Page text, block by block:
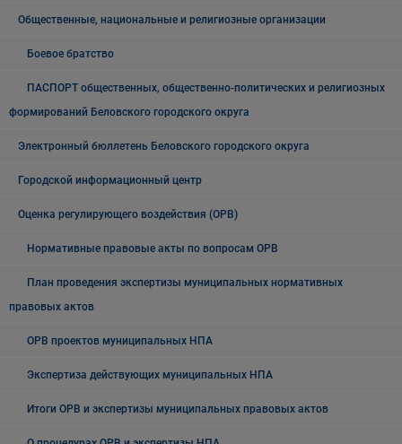
Общественные, национальные и религиозные организации
Боевое братство
ПАСПОРТ общественных, общественно-политических и религиозных
формирований Беловского городского округа
Электронный бюллетень Беловского городского округа
Городской информационный центр
Оценка регулирующего воздействия (ОРВ)
Нормативные правовые акты по вопросам ОРВ
План проведения экспертизы муниципальных нормативных
правовых актов
ОРВ проектов муниципальных НПА
Экспертиза действующих муниципальных НПА
Итоги ОРВ и экспертизы муниципальных правовых актов